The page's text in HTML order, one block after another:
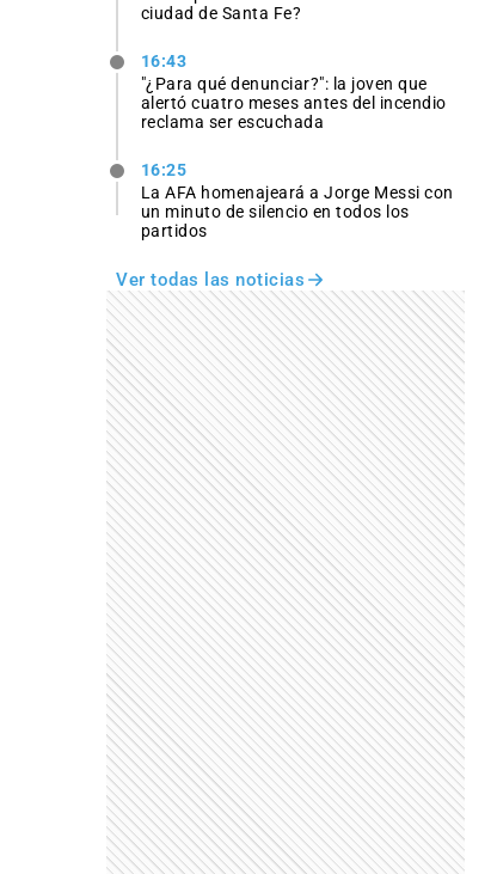
ciudad de Santa Fe?
16:43
"¿Para qué denunciar?": la joven que
alertó cuatro meses antes del incendio
reclama ser escuchada
16:25
La AFA homenajeará a Jorge Messi con
un minuto de silencio en todos los
partidos
Ver todas las noticias